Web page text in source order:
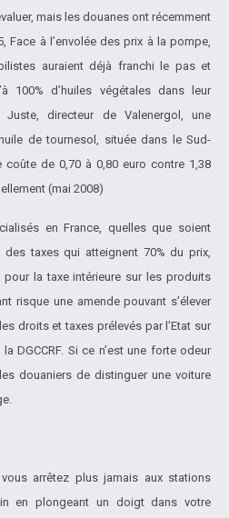
mais les douanes ont récemment
Face à l’envolée des prix à la pompe,
auraient déjà franchi le pas et
100% d’huiles végétales dans leur
directeur de Valenergol, une
de tournesol, située dans le Sud-
coûte de 0,70 à 0,80 euro contre 1,38
(mai 2008)
en France, quelles que soient
taxes qui atteignent 70% du prix,
la taxe intérieure sur les produits
risque une amende pouvant s’élever
droits et taxes prélevés par l’Etat sur
DGCCRF. Si ce n’est une forte odeur
douaniers de distinguer une voiture
arrêtez plus jamais aux stations
en plongeant un doigt dans votre